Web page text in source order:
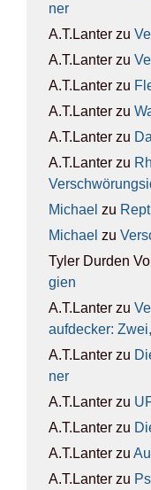
ner
A.T.Lanter zu
A.T.Lanter zu
A.T.Lanter zu
A.T.Lanter zu
A.T.Lanter zu
A.T.Lanter zu
Michael zu
Michael zu
Tyler Durden
gien
A.T.Lanter zu
auf­de­cker:
A.T.Lanter zu
ner
A.T.Lanter zu
A.T.Lanter zu
A.T.Lanter zu
A.T.Lanter zu